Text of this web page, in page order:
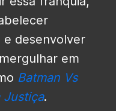
e desenvolver
em
Batman Vs
Justiça.